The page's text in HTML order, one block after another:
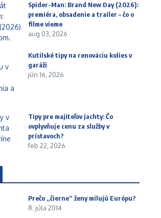
Spider-Man: Brand New Day (2026):
premiéra, obsadenie a trailer – čo o
filme vieme
aug 03, 2026
Kutilské tipy na renováciu kolies v
garáži
jún 16, 2026
Tipy pre majiteľov jachty: Čo
ovplyvňuje cenu za služby v
prístavoch?
feb 22, 2026
Prečo „čierne“ ženy milujú Európu?
8. júla 2014